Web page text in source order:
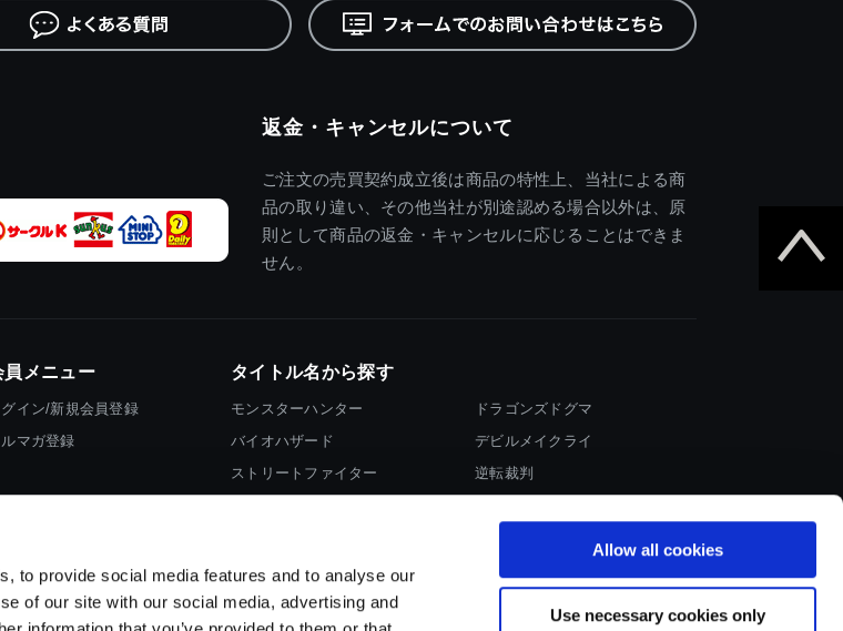
to provide social media features and to analyse our
of our site with our social media, advertising and
Allow all cookies
Use necessary cookies only
返金・キャンセルについて
ご注文の売買契約成立後は商品の特性上、当社による商
品の取り違い、その他当社が別途認める場合以外は、原
則として商品の返金・キャンセルに応じることはできま
せん。
員メニュー
グイン/新規会員登録
ルマガ登録
タイトル名から探す
モンスターハンター
バイオハザード
ストリートファイター
ドラゴンズドグマ
デビルメイクライ
逆転裁判